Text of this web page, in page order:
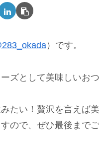
）です。
ズとして美味しいお
たい！贅沢を言えば
ので、ぜひ最後まで